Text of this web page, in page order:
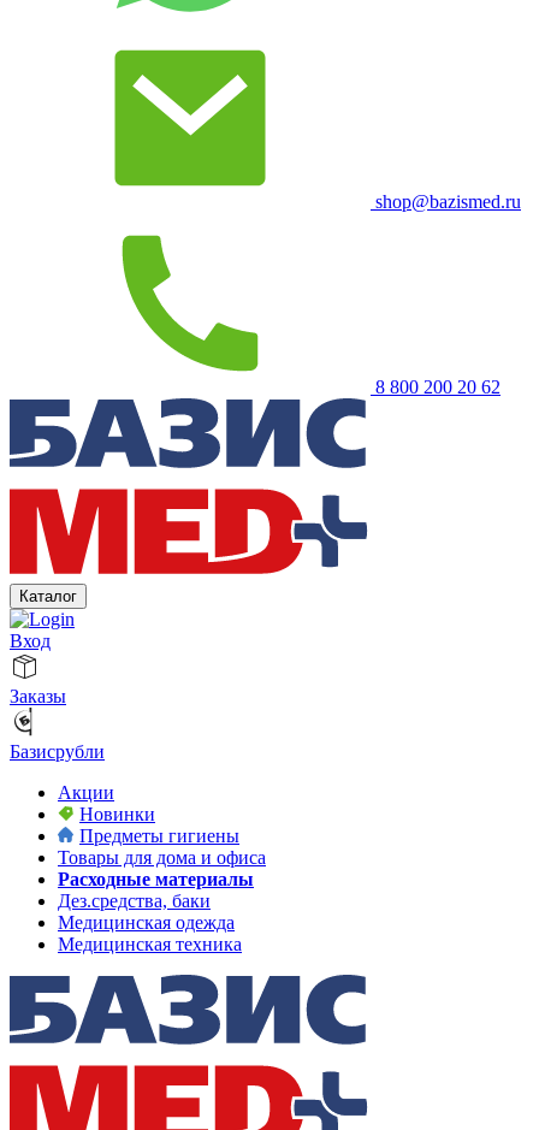
shop@bazismed.ru
8 800 200 20 62
Каталог
Вход
Заказы
Базисрубли
Акции
Новинки
Предметы гигиены
Товары для дома и офиса
Расходные материалы
Дез.средства, баки
Медицинская одежда
Медицинская техника